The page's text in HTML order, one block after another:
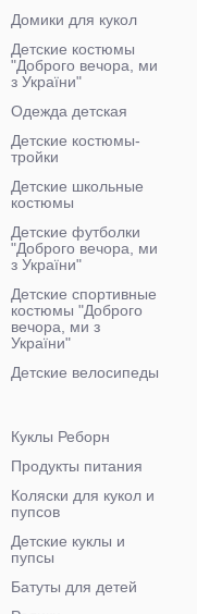
Домики для кукол
Детские костюмы
"Доброго вечора, ми
з України"
Одежда детская
Детские костюмы-
тройки
Детские школьные
костюмы
Детские футболки
"Доброго вечора, ми
з України"
Детские спортивные
костюмы "Доброго
вечора, ми з
України"
Детские велосипеды
Куклы Реборн
Продукты питания
Коляски для кукол и
пупсов
Детские куклы и
пупсы
Батуты для детей